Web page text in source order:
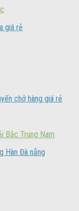
giá rẻ
chở hàng giá rẻ
Bắc Trung Nam
Hàn Đà nẵng